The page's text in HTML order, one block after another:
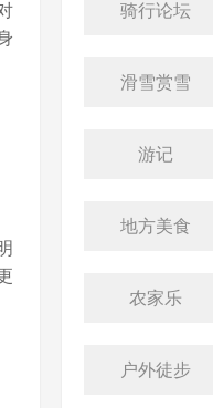
骑行论坛
滑雪赏雪
游记
地方美食
农家乐
户外徒步